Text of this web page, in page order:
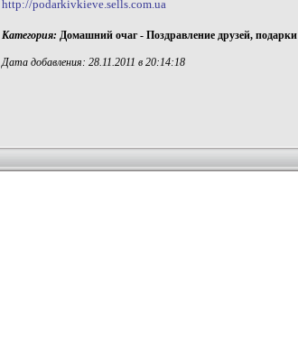
http://podarkivkieve.sells.com.ua
Категория: Домашний очаг - Поздравление друзей, подарки
Дата добавления: 28.11.2011 в 20:14:18